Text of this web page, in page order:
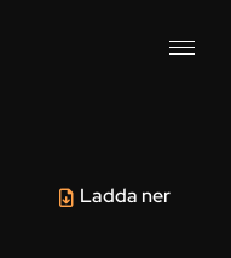
Ladda ner